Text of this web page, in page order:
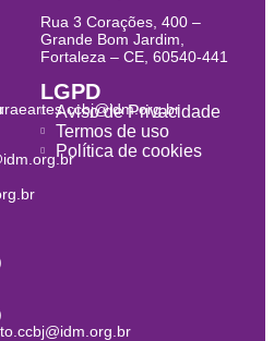
Rua 3 Corações, 400 –
Grande Bom Jardim,
Fortaleza – CE, 60540-441
LGPD
Aviso de Privacidade
Termos de uso
Política de cookies